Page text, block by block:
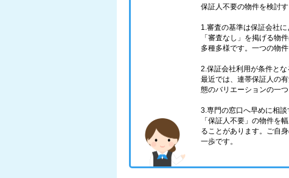
保証人不要の物件を検討
1.審査の基準は保証会社
「審査なし」を掲げる物
多種多様です。一つの物
2.保証会社利用が条件とな
最近では、連帯保証人の
態のバリエーションの一
3.専門の窓口へ早めに相
「保証人不要」の物件を
ることがあります。ご自
一歩です。